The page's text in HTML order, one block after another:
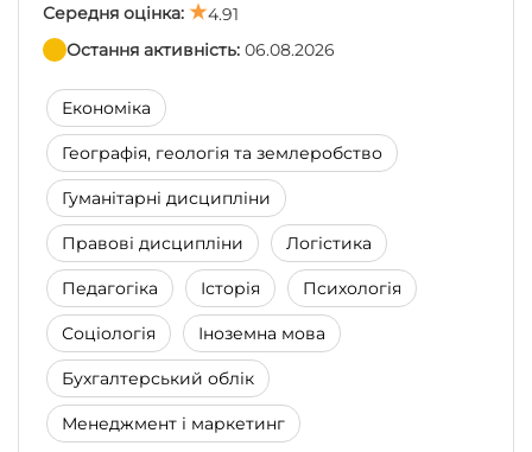
Середня оцінка:
4.91
Остання активність: 06.08.2026
Економіка
Географія, геологія та землеробство
Гуманітарні дисципліни
Правові дисципліни Логістика
Педагогіка Історія Психологія
Соціологія Іноземна мова
Бухгалтерський облік
Менеджмент і маркетинг